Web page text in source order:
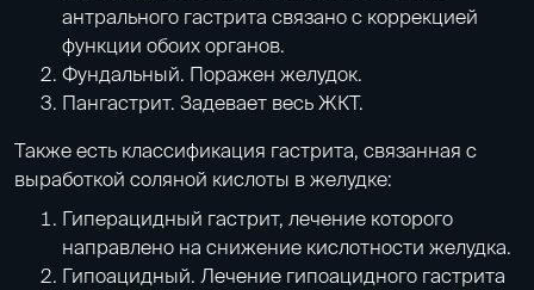
антрального гастрита связано с коррекцией
функции обоих органов.
Фундальный. Поражен желудок.
Пангастрит. Задевает весь ЖКТ.
Также есть классификация гастрита, связанная с
выработкой соляной кислоты в желудке:
Гиперацидный гастрит, лечение которого
направлено на снижение кислотности желудка.
Гипоацидный. Лечение гипоацидного гастрита